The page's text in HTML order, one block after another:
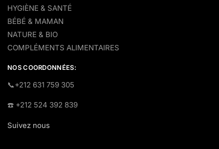
HYGIÈNE & SANTÉ
BÉBÉ & MAMAN
NATURE & BIO
COMPLÉMENTS ALIMENTAIRES
NOS COORDONNÉES:
​📞+212 631 759 305
☎️​ +212 524 392 839
Suivez nous